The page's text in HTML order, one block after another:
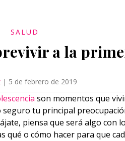
SALUD
a la
| 5 de febrero de 2019
son momentos que
seguro tu principal
piensa que será algo con
qué o cómo hacer para que